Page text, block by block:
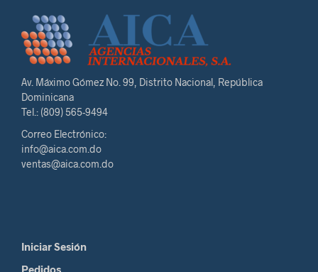
Av. Máximo Gómez No. 99, Distrito Nacional, República
Dominicana
Tel.: (809) 565-9494
Correo Electrónico:
info@aica.com.do
ventas@aica.com.do
Iniciar Sesión
Pedidos